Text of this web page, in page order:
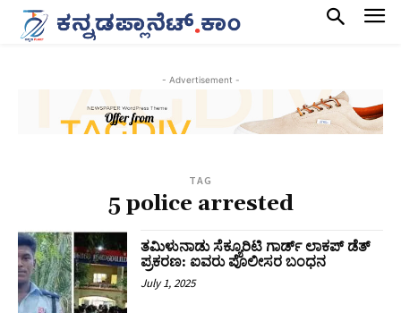
- Advertisement -
TAG
5 police arrested
ತಮಿಳುನಾಡು ಸೆಕ್ಯೂರಿಟಿ ಗಾರ್ಡ್‌ ಲಾಕಪ್‌ ಡೆತ್
ಪ್ರಕರಣ: ಐವರು ಪೊಲೀಸರ ಬಂಧನ
July 1, 2025